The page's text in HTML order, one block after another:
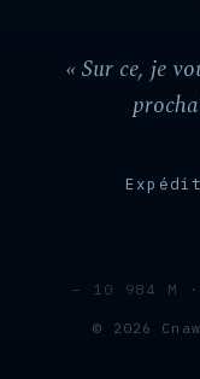
« Sur ce, je
− 10 984 M ·
© 2026